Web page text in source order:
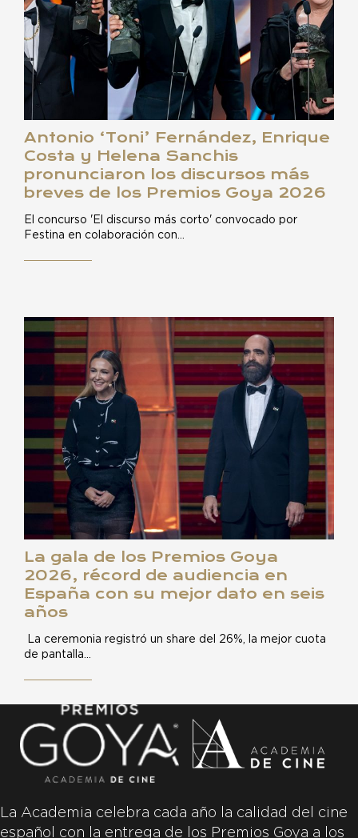
Antonio ‘Toni’ Fernández, Enrique
Costa y Helena Sanchis
pronunciaron los discursos más
breves de los Premios Goya 2026
El concurso 'El discurso más corto' convocado por
Festina en colaboración con…
La gala de los Premios Goya
2026, récord de audiencia en
España con su mejor dato en seis
años
La ceremonia registró un share del 26%, la mejor cuota
de pantalla…
La Academia celebra cada año la calidad del cine
español con la entrega de los Premios Goya a los